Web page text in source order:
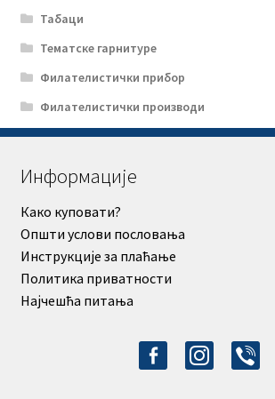
Табаци
Тематске гарнитуре
Филателистички прибор
Филателистички производи
Информације
Како куповати?
Општи услови пословања
Инструкције за плаћање
Политика приватности
Најчешћа питања
facebook-
alt
instagram
viber